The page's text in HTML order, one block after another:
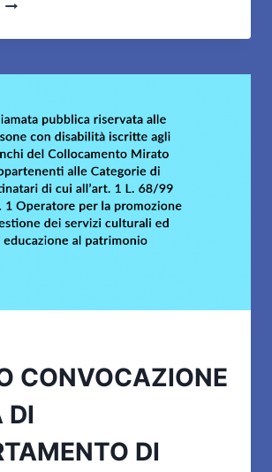
IDONEITÀ
2024
CONVOCAZIONE
DI
DI